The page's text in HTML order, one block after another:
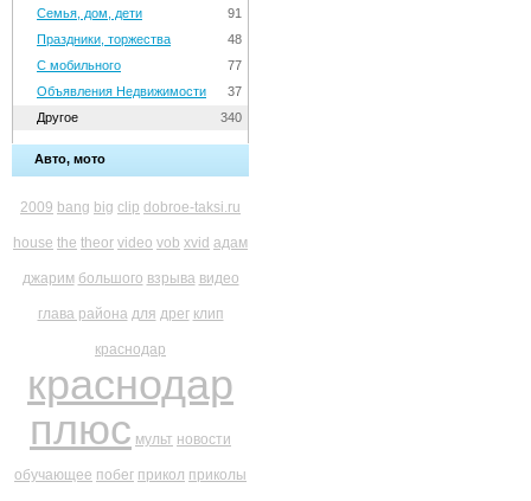
91
Семья, дом, дети
48
Праздники, торжества
77
С мобильного
37
Объявления Недвижимости
340
Другое
Авто, мото
2009 bang big clip dobroe-taksi.ru
house the theor video vob xvid адам
джарим большого взрыва видео
глава района для дрег клип
краснодар
краснодар
плюс мульт новости
обучающее побег прикол приколы